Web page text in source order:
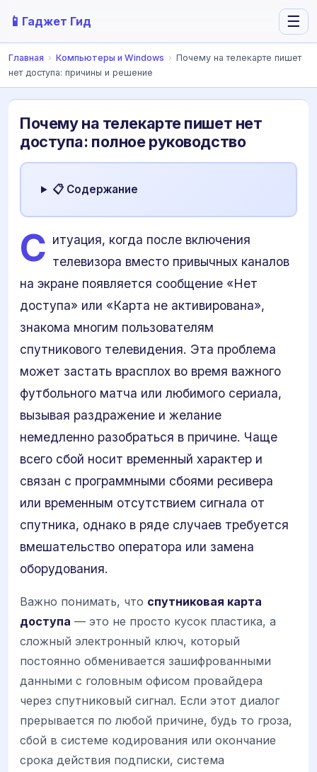
📱 Гаджет Гид ☰
Главная › Компьютеры и Windows › Почему на телекарте пишет
нет доступа: причины и решение
Почему на телекарте пишет нет
доступа: полное руководство
📋 Содержание
С итуация, когда после включения
телевизора вместо привычных каналов
на экране появляется сообщение «Нет
доступа» или «Карта не активирована»,
знакома многим пользователям
спутникового телевидения. Эта проблема
может застать врасплох во время важного
футбольного матча или любимого сериала,
вызывая раздражение и желание
немедленно разобраться в причине. Чаще
всего сбой носит временный характер и
связан с программными сбоями ресивера
или временным отсутствием сигнала от
спутника, однако в ряде случаев требуется
вмешательство оператора или замена
оборудования.
Важно понимать, что спутниковая карта
доступа — это не просто кусок пластика, а
сложный электронный ключ, который
постоянно обменивается зашифрованными
данными с головным офисом провайдера
через спутниковый сигнал. Если этот диалог
прерывается по любой причине, будь то гроза,
сбой в системе кодирования или окончание
срока действия подписки, система